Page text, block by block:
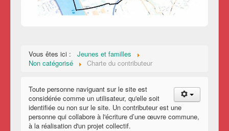
Vous êtes ici :
Jeunes et familles
Non catégorisé
Charte du contributeur
Toute personne naviguant sur le site est
considérée comme un utilisateur, qu'elle soit
identifiée ou non sur le site. Un contributeur est une
personne qui collabore à l'écriture d’une œuvre commune,
à la réalisation d'un projet collectif.